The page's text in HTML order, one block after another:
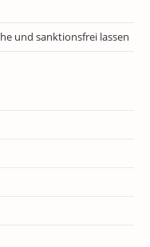
und sanktionsfrei lassen